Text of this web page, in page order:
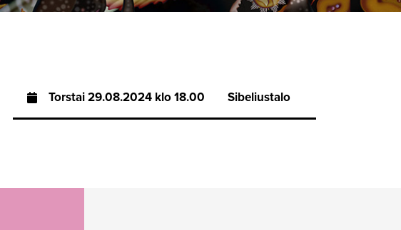
Torstai29.08.2024 klo 18.00 Sibeliustalo